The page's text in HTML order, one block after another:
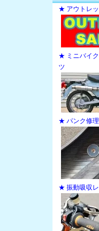
★ アウトレ
★ ミニバイ
ツ
★ パンク修
★ 振動吸収